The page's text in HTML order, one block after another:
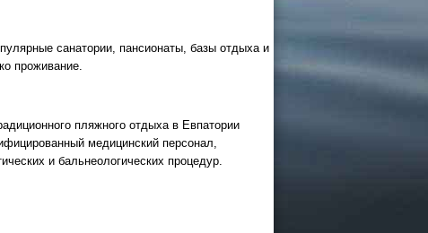
санатории, пансионаты, базы отдыха и
проживание.
пляжного отдыха в Евпатории
медицинский персонал,
и бальнеологических процедур.